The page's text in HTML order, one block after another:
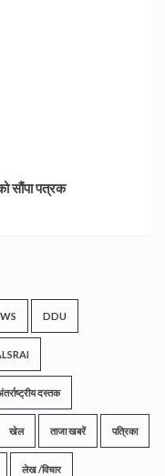
सौंपा पत्रक
DDU
दस्तक
खेल ताजा खबरें पत्रिका
लेख /विचार